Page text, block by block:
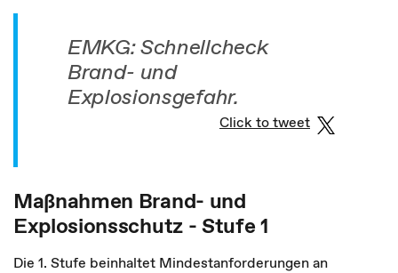
EMKG: Schnellcheck
Brand- und
Explosionsgefahr.
Click to tweet
Maßnahmen Brand- und
Explosionsschutz - Stufe 1
Die 1. Stufe beinhaltet Mindestanforderungen an